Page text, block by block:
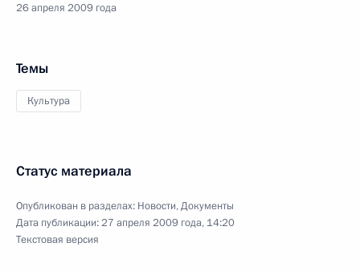
26 апреля 2009 года
Темы
Культура
Статус материала
Опубликован в разделах: Новости,Документы
Дата публикации:27 апреля 2009 года, 14:20
Текстовая версия